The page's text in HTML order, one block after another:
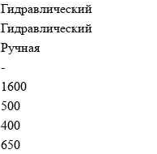
Гидравлический
Гидравлический
Ручная
-
1600
500
400
650